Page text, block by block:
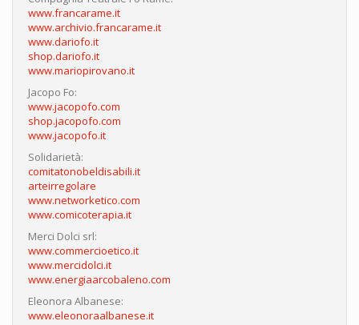
www.francarame.it
www.archivio.francarame.it
www.dariofo.it
shop.dariofo.it
www.mariopirovano.it
Jacopo Fo:
www.jacopofo.com
shop.jacopofo.com
www.jacopofo.it
Solidarietà:
comitatonobeldisabili.it
arteirregolare
www.networketico.com
www.comicoterapia.it
Merci Dolci srl:
www.commercioetico.it
www.mercidolci.it
www.energiaarcobaleno.com
Eleonora Albanese:
www.eleonoraalbanese.it